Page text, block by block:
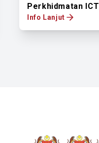
Perkhidmatan ICT
Info Lanjut